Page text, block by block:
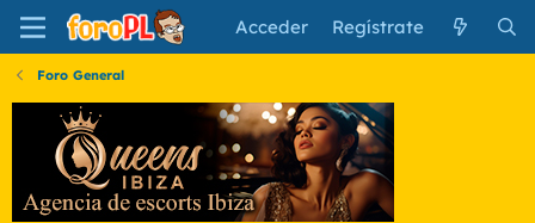
Acceder Regístrate
Foro General